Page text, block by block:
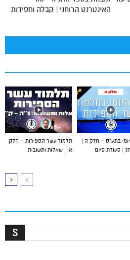
האינטרנט הרוחני | קבלה וחסידות
תלמוד עשר הספירות – חלק
א’ | שאלות ותשובות
בתע”ס – חלק ה |